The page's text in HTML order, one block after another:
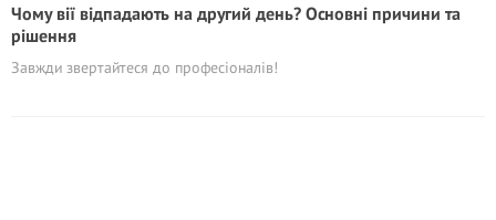
Чому вії відпадають на другий день? Основні причини та
рішення
Завжди звертайтеся до професіоналів!